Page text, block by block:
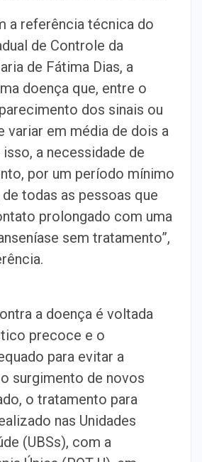
a referência técnica do
de Controle da
de Fátima Dias, a
doença que, entre o
dos sinais ou
variar em média de dois a
isso, a necessidade de
por um período mínimo
todas as pessoas que
prolongado com uma
sem tratamento”,
a doença é voltada
precoce e o
para evitar a
surgimento de novos
o tratamento para
nas Unidades
(UBSs), com a